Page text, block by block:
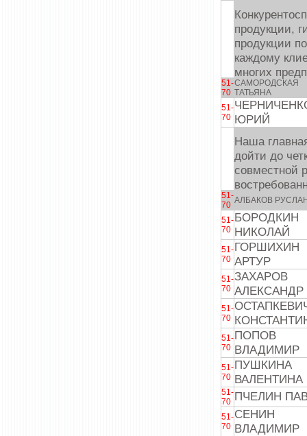
продукции,
продукции
каждому
многих
51-
70
САМОРОДСКАЯ
ТАТЬЯНА
51-
70 ЮРИЙ
Наша
дойти до
совместной
51-
70 АЛБАКОВ
51-
70
БОРОДКИН
НИКОЛАЙ
51-
70
ГОРШИХИН
АРТУР
51-
70
ЗАХАРОВ
АЛЕКСАНДР
51-
70
51-
70
ПОПОВ
ВЛАДИМИР
51-
70
ПУШКИНА
ВАЛЕНТИНА
51-
70 ПЧЕЛИН
51-
70
СЕНИН
ВЛАДИМИР